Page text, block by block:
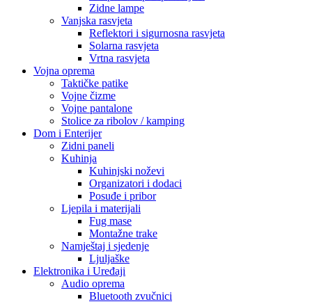
Zidne lampe
Vanjska rasvjeta
Reflektori i sigurnosna rasvjeta
Solarna rasvjeta
Vrtna rasvjeta
Vojna oprema
Taktičke patike
Vojne čizme
Vojne pantalone
Stolice za ribolov / kamping
Dom i Enterijer
Zidni paneli
Kuhinja
Kuhinjski noževi
Organizatori i dodaci
Posuđe i pribor
Ljepila i materijali
Fug mase
Montažne trake
Namještaj i sjedenje
Ljuljaške
Elektronika i Uređaji
Audio oprema
Bluetooth zvučnici